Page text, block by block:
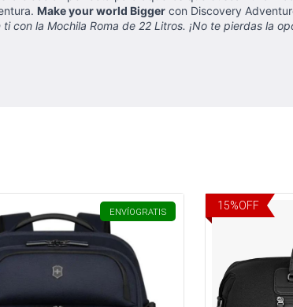
Make your world Bigger con Discovery
con la Mochila Roma de 22 Litros. ¡No te pierdas la
ENVÍOGRATIS 15%OFF